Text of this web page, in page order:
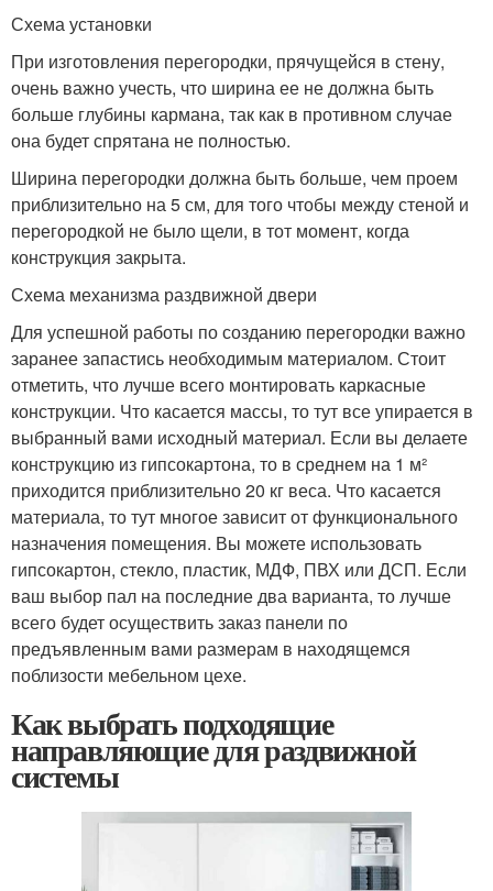
Схема установки
При изготовления перегородки, прячущейся в стену,
очень важно учесть, что ширина ее не должна быть
больше глубины кармана, так как в противном случае
она будет спрятана не полностью.
Ширина перегородки должна быть больше, чем проем
приблизительно на 5 см, для того чтобы между стеной и
перегородкой не было щели, в тот момент, когда
конструкция закрыта.
Схема механизма раздвижной двери
Для успешной работы по созданию перегородки важно
заранее запастись необходимым материалом. Стоит
отметить, что лучше всего монтировать каркасные
конструкции. Что касается массы, то тут все упирается в
выбранный вами исходный материал. Если вы делаете
конструкцию из гипсокартона, то в среднем на 1 м²
приходится приблизительно 20 кг веса. Что касается
материала, то тут многое зависит от функционального
назначения помещения. Вы можете использовать
гипсокартон, стекло, пластик, МДФ, ПВХ или ДСП. Если
ваш выбор пал на последние два варианта, то лучше
всего будет осуществить заказ панели по
предъявленным вами размерам в находящемся
поблизости мебельном цехе.
Как выбрать подходящие
направляющие для раздвижной
системы